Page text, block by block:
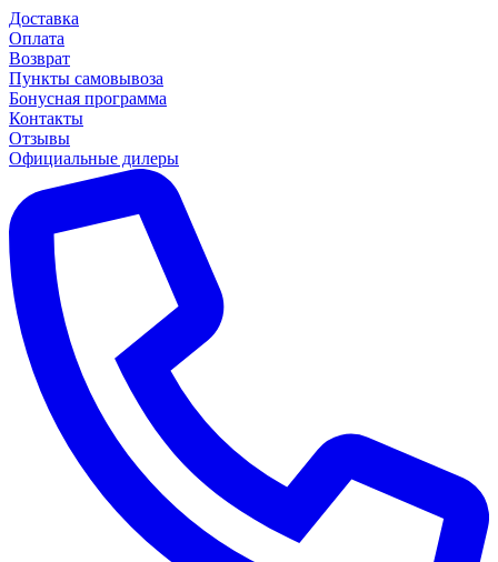
Доставка
Оплата
Возврат
Пункты самовывоза
Бонусная программа
Контакты
Отзывы
Официальные дилеры